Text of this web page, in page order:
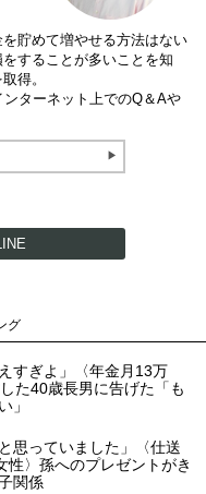
貯めて増やせる方法はない
することが多いことを知
得。
ターネット上でのQ＆Aや
グ
すぎよ」〈年金月13万
た40歳長男に告げた「も
」
思っていました」〈仕送
性〉孫へのプレゼントがき
関係